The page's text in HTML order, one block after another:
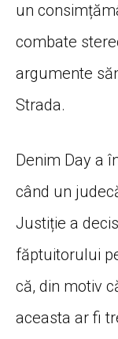
un
combate
argumente
Strada.
Denim Day a
când un
Justiție a
făptuitorului
că, din motiv
aceasta ar fi